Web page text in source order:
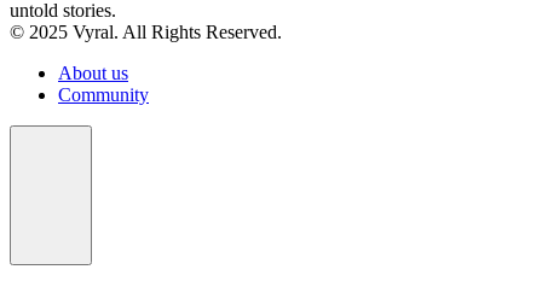
untold stories.
© 2025 Vyral. All Rights Reserved.
About us
Community